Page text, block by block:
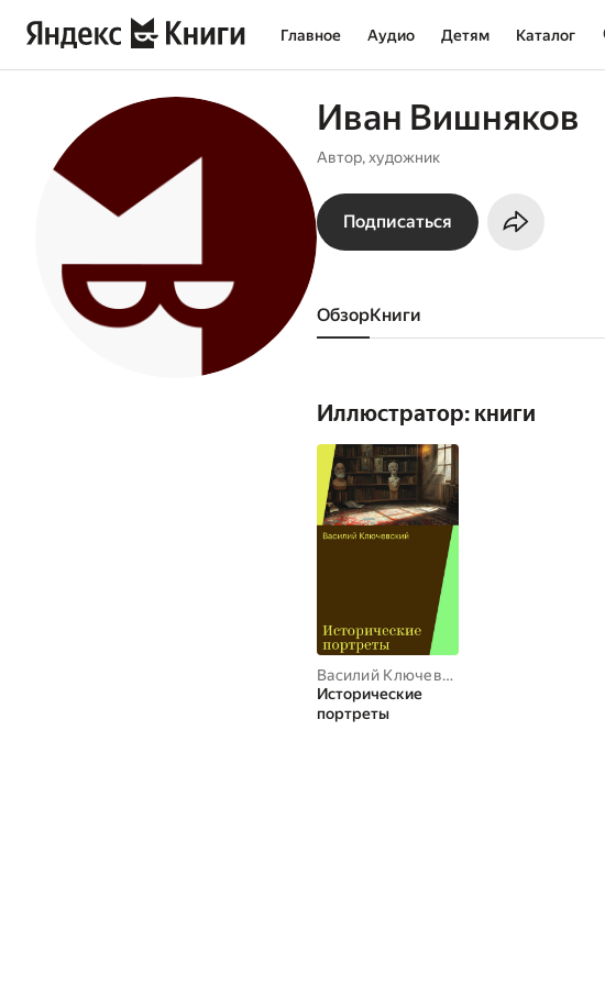
Главное Аудио Детям Каталог
Иван Вишняков
Автор, художник
Подписаться
Обзор книги
Иллюстратор: книги
Василий Ключевский
Исторические
портреты